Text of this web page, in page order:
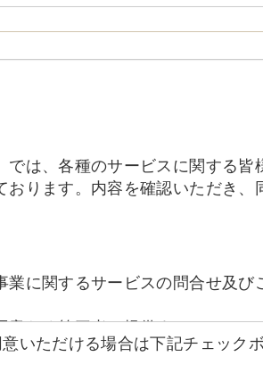
は、各種のサービスに関する
ります。内容を確認いただき、
に関するサービスの問合せ及
なく第三者へ提供することは
す。
いただける場合は下記チェック